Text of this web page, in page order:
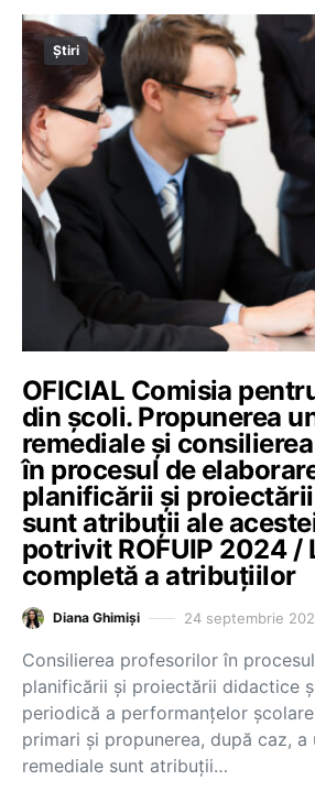
Știri
OFICIAL Comisia
din școli. Propunerea
remediale și
în procesul de
planificării și
sunt atribuții ale
potrivit ROFUIP 2024 /
completă a atribuțiilor
Diana Ghimiși 24 septembrie
Consilierea profesorilor în
planificării și proiectării didactice
periodică a performanţelor
primari și propunerea, după caz,
remediale sunt atribuții…